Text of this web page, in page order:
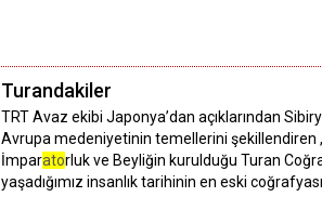
Turandakiler
TRT Avaz ekibi Japonya’dan açıklarından
Avrupa medeniyetinin temellerini şekillendiren
İmparatorluk ve Beyliğin kurulduğu Turan
yaşadığımız insanlık tarihinin en eski